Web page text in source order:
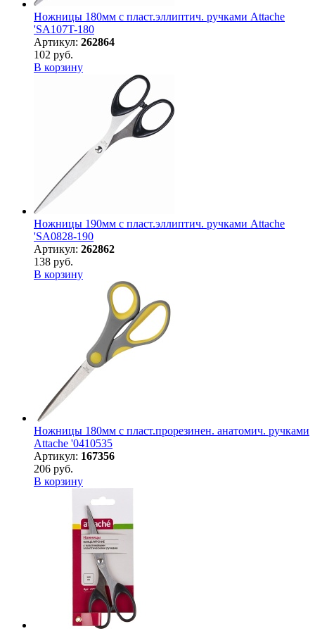
Ножницы 180мм с пласт.эллиптич. ручками Attache
'SA107T-180
Артикул: 262864
102 руб.
В корзину
Ножницы 190мм с пласт.эллиптич. ручками Attache
'SA0828-190
Артикул: 262862
138 руб.
В корзину
Ножницы 180мм с пласт.прорезинен. анатомич. ручками
Attache '0410535
Артикул: 167356
206 руб.
В корзину